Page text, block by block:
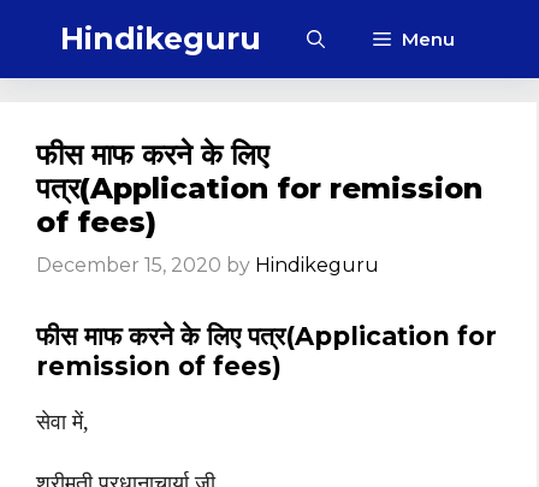
Hindikeguru Menu
फीस माफ करने के लिए
पत्र(Application for remission
of fees)
December 15, 2020 by Hindikeguru
फीस माफ करने के लिए पत्र(Application for
remission of fees)
सेवा में,